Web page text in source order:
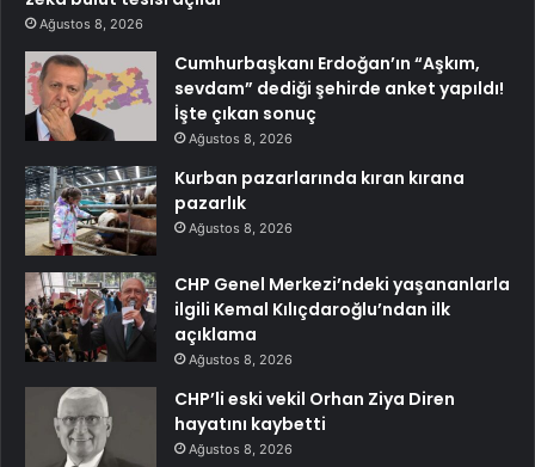
Ağustos 8, 2026
Cumhurbaşkanı Erdoğan’ın “Aşkım,
sevdam” dediği şehirde anket yapıldı!
İşte çıkan sonuç
Ağustos 8, 2026
Kurban pazarlarında kıran kırana
pazarlık
Ağustos 8, 2026
CHP Genel Merkezi’ndeki yaşananlarla
ilgili Kemal Kılıçdaroğlu’ndan ilk
açıklama
Ağustos 8, 2026
CHP’li eski vekil Orhan Ziya Diren
hayatını kaybetti
Ağustos 8, 2026